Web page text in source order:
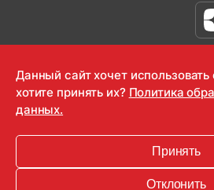
16+
Данный сайт хочет
хотите принять их? Политика
данных.
Принять
Отклонить